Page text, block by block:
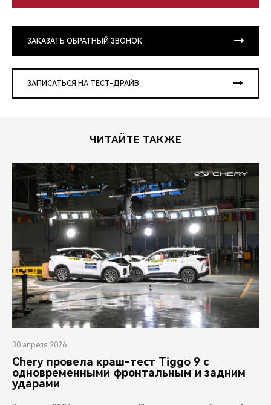
ЗАКАЗАТЬ ОБРАТНЫЙ ЗВОНОК
ЗАПИСАТЬСЯ НА ТЕСТ-ДРАЙВ
ЧИТАЙТЕ ТАКЖЕ
30 апреля 2026
Chery провела краш-тест Tiggo 9 с
одновременными фронтальным и задним
ударами